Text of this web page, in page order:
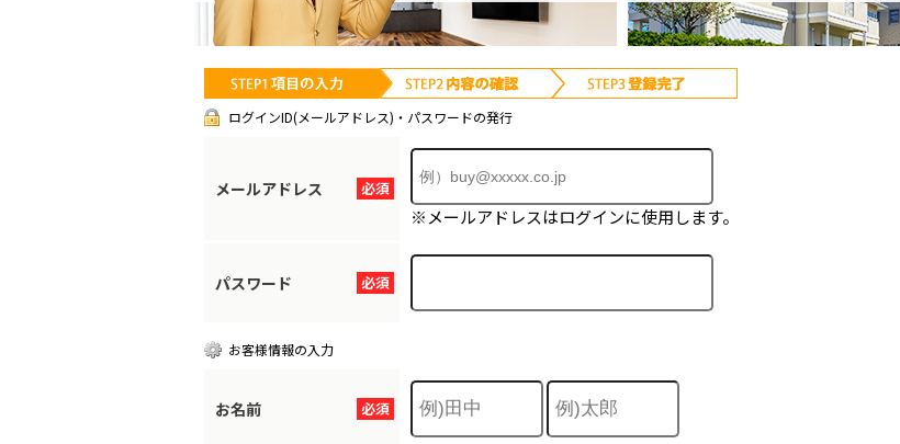
ログインID(メールアドレス)・パスワードの発行
必須
メールアドレス
※メールアドレスはログインに使用します。
必須
パスワード
お客様情報の入力
必須
お名前